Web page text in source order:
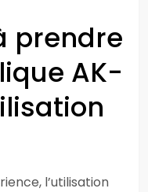
prendre
AK-
l’utilisation